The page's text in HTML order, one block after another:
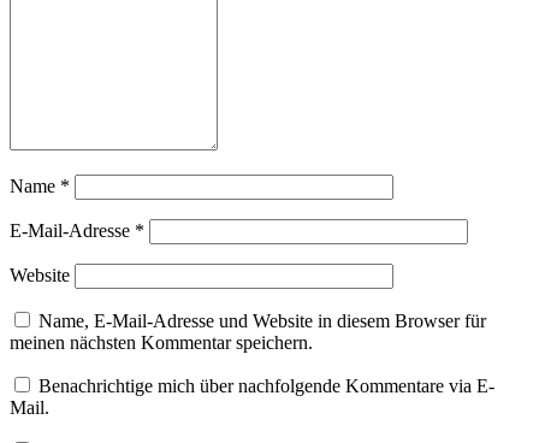
Name *
E-Mail-Adresse *
Website
Name, E-Mail-Adresse und Website in diesem Browser für
meinen nächsten Kommentar speichern.
Benachrichtige mich über nachfolgende Kommentare via E-
Mail.